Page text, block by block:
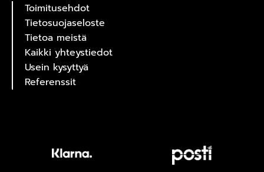
Toimitusehdot
Tietosuojaseloste
Tietoa meistä
Kaikki yhteystiedot
Usein kysyttyä
Referenssit